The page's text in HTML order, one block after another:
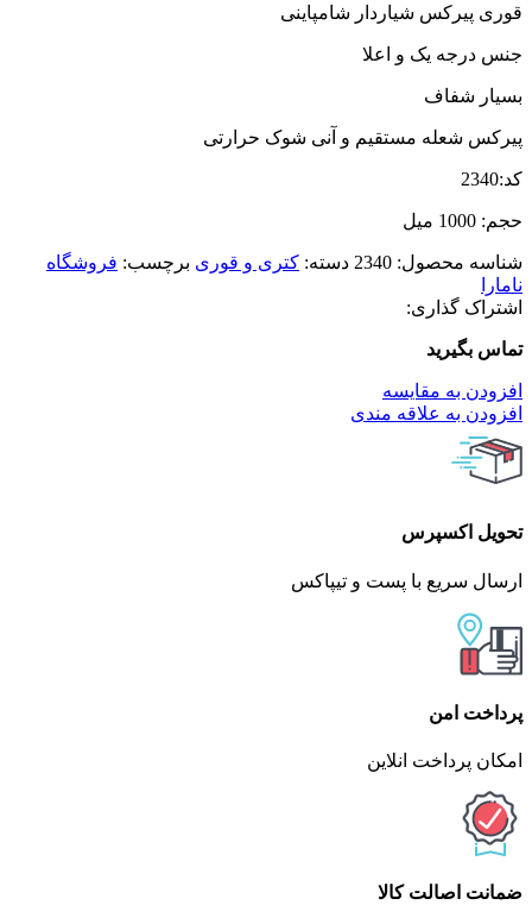
قوری پیرکس شیاردار شامپاینی
جنس درجه یک و اعلا
بسیار شفاف
پیرکس شعله مستقیم و آنی شوک حرارتی
کد:2340
حجم: 1000 میل
شناسه محصول: 2340 دسته: کتری و قوری برچسب: فروشگاه
نامارا
اشتراک گذاری:
تماس بگیرید
افزودن به مقایسه
افزودن به علاقه مندی
تحویل اکسپرس
ارسال سریع با پست و تیپاکس
پرداخت امن
امکان پرداخت انلاین
ضمانت اصالت کالا